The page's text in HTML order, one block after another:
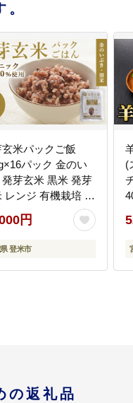
。
米パックご飯
パック 金のい
芽玄米 黒米 発芽
レンジ 有機栽培 パ
ライス ご飯 米 レン
【有機農園ファー
株式会社】 tm118
円
登米市
(
の返礼品